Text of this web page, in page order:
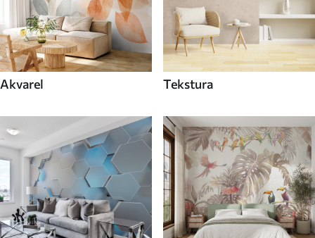
Akvarel Tekstura